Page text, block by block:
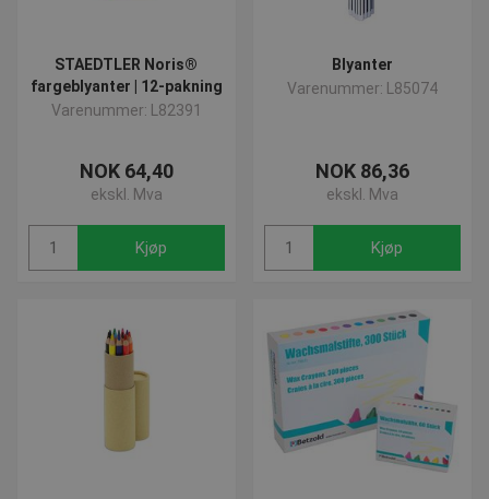
STAEDTLER Noris®
fargeblyanter | 12-pakning
Varenummer: L82391
NOK 64,40
ekskl. Mva
Kjøp
Blyanter
Varenummer: L85074
NOK 86,36
ekskl. Mva
Kjøp